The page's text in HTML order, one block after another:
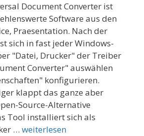
Document Converter ist
Software aus den
Praesentation. Nach der
sich in fast jeder Windows-
"Datei, Drucker" der Treiber
Converter" auswählen
konfigurieren.
klappt das ganze aber
Source-Alternative
Tool installiert sich als
… weiterlesen